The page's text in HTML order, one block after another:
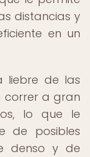
distancias y
en un
liebre de las
correr a gran
lo que le
de posibles
denso y de